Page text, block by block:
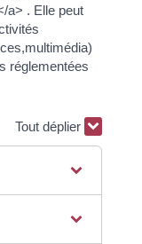
a> . Elle peut
réglementées
Tout déplier